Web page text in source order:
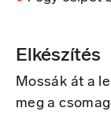
Elkészítés
Mossák át a
meg a